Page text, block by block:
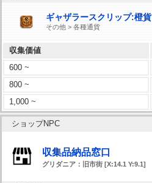
ギャザラースクリップ:橙貨
その他 > 各種通貨
収集価値
600 ~
800 ~
1,000 ~
ショップNPC
収集品納品窓口
グリダニア：旧市街 [X:14.1 Y:9.1]